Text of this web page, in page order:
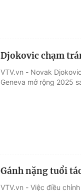
Djokovic chạm
VTV.vn - Novak
Geneva mở rộng 2025
Gánh nặng tuổi
VTV.vn - Việc điều